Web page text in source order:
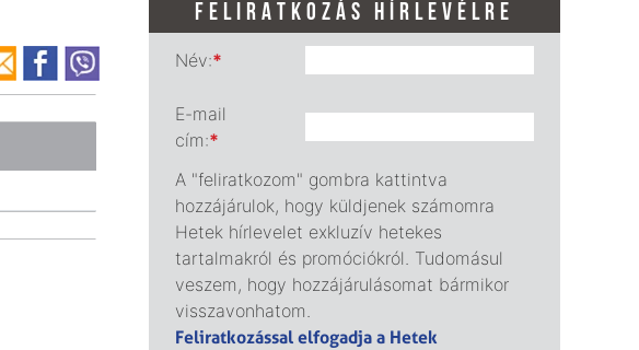
FELIRATKOZÁS HÍRLEVÉLRE
Név:*
E-mail
cím:*
A "feliratkozom" gombra kattintva
hozzájárulok, hogy küldjenek számomra
Hetek hírlevelet exkluzív hetekes
tartalmakról és promóciókról. Tudomásul
veszem, hogy hozzájárulásomat bármikor
visszavonhatom.
Feliratkozással elfogadja a Hetek